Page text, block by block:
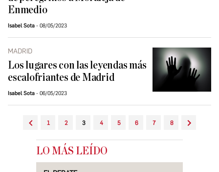
Enmedio
Isabel Sota 08/05/2023
MADRID
Los lugares con las leyendas más
escalofriantes de Madrid
Isabel Sota 06/05/2023
1 2 3 4 5 6 7 8
LO MÁS LEÍDO